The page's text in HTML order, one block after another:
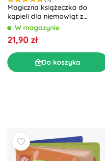
Magiczna książeczka do
kąpieli dla niemowląt z
piszczałką
W magazynie
21,90 zł
Do koszyka